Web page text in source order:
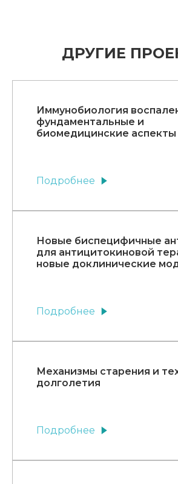
ДРУГИЕ
Иммунобиология
фундаментальные и
биомедицинские аспекты
Подробнее
Новые биспецифичные
для антицитокиновой
новые доклинические
Подробнее
Механизмы старения и
долголетия
Подробнее